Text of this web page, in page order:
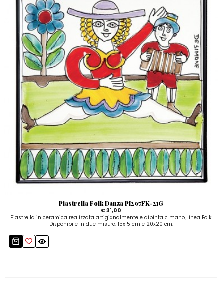
Piastrella Folk Danza PI297FK-21G
€ 31,00
Piastrella in ceramica realizzata artigianalmente e dipinta a mano, linea Folk.
Disponibile in due misure: 15x15 cm e 20x20 cm.